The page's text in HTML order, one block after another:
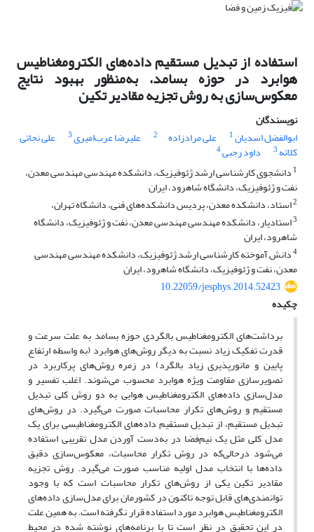
استفاده از تبدیل مستقیم داده‌‌های الکترومغناطیس
هوابرد در حوزه بسامد، به‌منظور بهبود نتایج
معکوس‌سازی به روش تجزیه مقادیر تکین
نویسندگان
ابوالفضل اسدیان1 علی مرادزاده 2 علیرضا عرب‌‌امیری3 علی نجاتی
کلاته 3 داود رجبی4
1 دانشجوی کارشناسی ارشد ژئوفیزیک، دانشکده مهندسی مهندسی معدن،
نفت و ژئوفیزیک، دانشگاه شاهرود، ایران
2استاد، دانشکده معدن، پردیس دانشکده‌های فنی، دانشگاه تهران،
3استادیار، دانشکده مهندسی مهندسی معدن، نفت و ژئوفیزیک، دانشگاه
شاهرود، ایران
4دانش آموخته کارشناسی ارشد ژئوفیزیک، دانشکده مهندسی مهندسی
معدن، نفت و ژئوفیزیک، دانشگاه شاهرود، ایران
10.22059/jesphys.2014.52423
چکیده
برداشت‌‌های الکترومغناطیس بالگردی حوزه بسامد به علت سرعت و
قدرت تفکیک زیاد نسبت به دیگر روش‌های هوابرد (به واسطه ارتفاع
پایین و مانورپذیری زیاد بالگرد) در زمره روش‌‌های پرکاربرد در
تصویرسازی مقاومت ویژه هوابرد محسوب می‌‌‌‌شوند. اغلب تفسیر و
مدل‌سازی داده‌‌های الکترومغناطیس هوایی به دو روش کلی تبدیل
مستقیم و روش‌‌های تکرار محاسبات صورت می‌گیرد. در روش‌‌های
تبدیل مستقیم، از تبدیل مستقیم داده‌‌های الکترومغناطیسی برای یک
مدل کلی مثل یک نیم‌فضا در به‌دست آوردن مدل تقریبی استفاده
می‌‌‌‌شود درحالی‌که در روش تکرار محاسبات، معکوس‌سازی دقیق
داده‌‌ها با انتخاب مدل اولیه مناسب صورت می‌‌‌‌گیرد. روش تجزیه
مقادیر تکین یکی از روش‌‌های تکرار محاسبات است که با وجود
توانمندی‌‌های قابل توجه تاکنون در کشورمان برای مدل‌سازی داده‌‌های
الکترومغناطیس هوابرد مورد استفاده قرار نگرفته است. به همین علت
در این تحقیق در نظر است تا با برنامه‌‌های نوشته شده در محیط